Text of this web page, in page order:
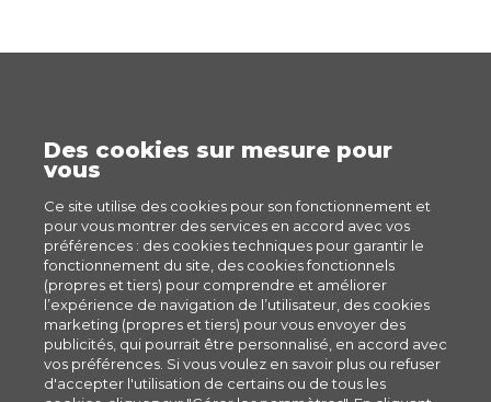
Des cookies sur mesure pour
vous
Ce site utilise des cookies pour son fonctionnement et
pour vous montrer des services en accord avec vos
préférences : des cookies techniques pour garantir le
fonctionnement du site, des cookies fonctionnels
(propres et tiers) pour comprendre et améliorer
l’expérience de navigation de l’utilisateur, des cookies
marketing (propres et tiers) pour vous envoyer des
publicités, qui pourrait être personnalisé, en accord avec
vos préférences. Si vous voulez en savoir plus ou refuser
d'accepter l'utilisation de certains ou de tous les